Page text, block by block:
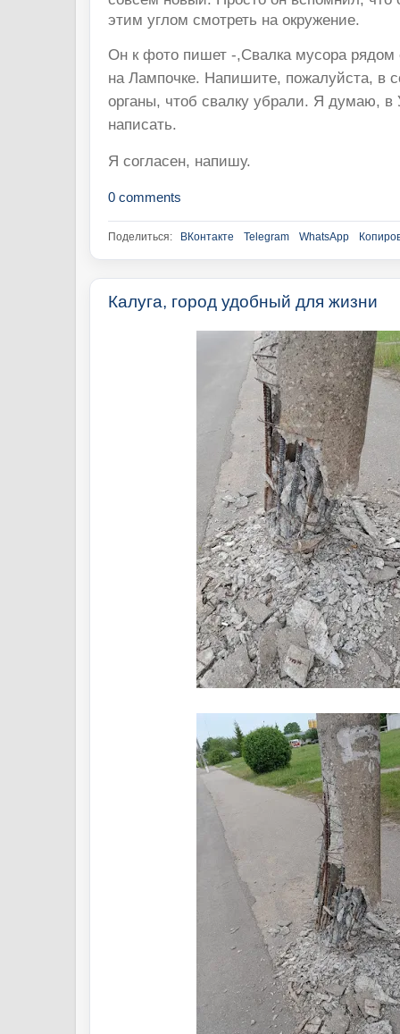
этим углом смотреть на окружение.
Он к фото пишет -,Свалка мусора рядом
на Лампочке. Напишите, пожалуйста, в
органы, чтоб свалку убрали. Я думаю,
написать.
Я согласен, напишу.
0 comments
Поделиться: ВКонтакте Telegram WhatsApp
Калуга, город удобный для жизни